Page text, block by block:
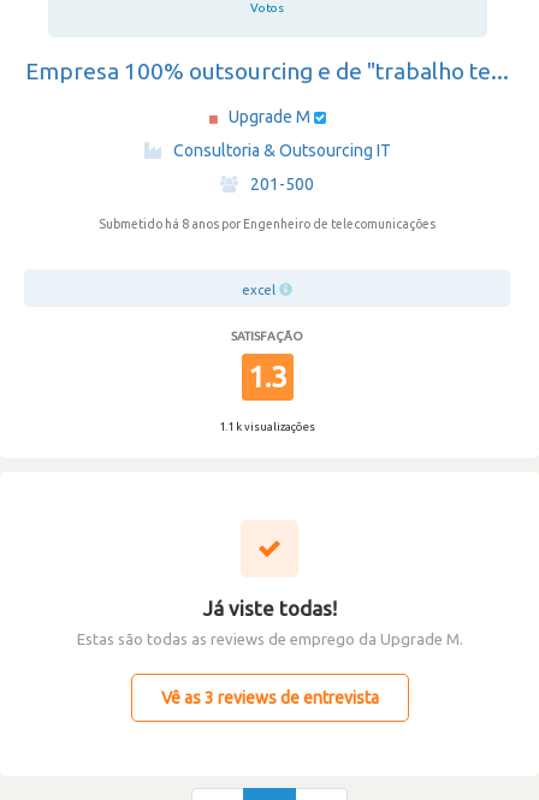
Votos
Empresa 100% outsourcing e de "trabalho te...
Upgrade M
·
Consultoria & Outsourcing IT
·
201-500
Submetido há 8 anos por Engenheiro de telecomunicações
excel
SATISFAÇÃO
1.3
1.1 k visualizações
Já viste todas!
Estas são todas as reviews de emprego da Upgrade M.
Vê as 3 reviews de entrevista